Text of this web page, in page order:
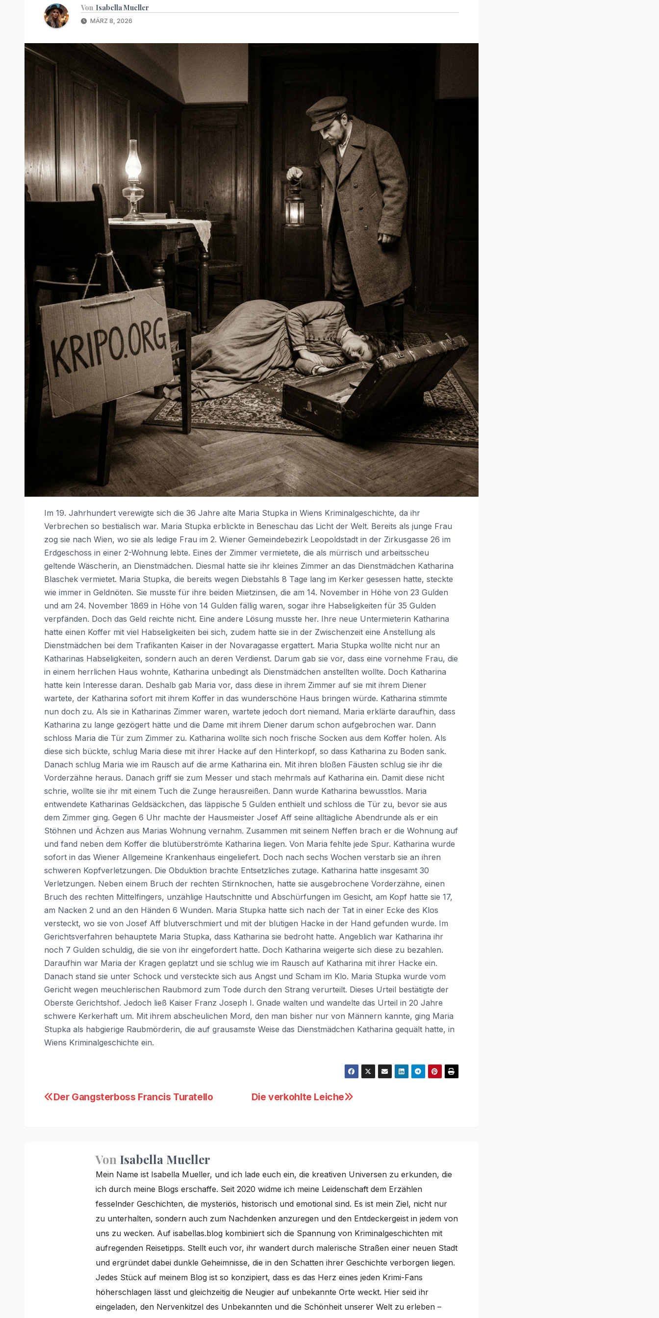
Von Isabella Mueller
MÄRZ 8, 2026
Im 19. Jahrhundert verewigte sich die 36 Jahre alte Maria Stupka in Wiens Kriminalgeschichte, da ihr
Verbrechen so bestialisch war. Maria Stupka erblickte in Beneschau das Licht der Welt. Bereits als junge Frau
zog sie nach Wien, wo sie als ledige Frau im 2. Wiener Gemeindebezirk Leopoldstadt in der Zirkusgasse 26 im
Erdgeschoss in einer 2-Wohnung lebte. Eines der Zimmer vermietete, die als mürrisch und arbeitsscheu
geltende Wäscherin, an Dienstmädchen. Diesmal hatte sie ihr kleines Zimmer an das Dienstmädchen Katharina
Blaschek vermietet. Maria Stupka, die bereits wegen Diebstahls 8 Tage lang im Kerker gesessen hatte, steckte
wie immer in Geldnöten. Sie musste für ihre beiden Mietzinsen, die am 14. November in Höhe von 23 Gulden
und am 24. November 1869 in Höhe von 14 Gulden fällig waren, sogar ihre Habseligkeiten für 35 Gulden
verpfänden. Doch das Geld reichte nicht. Eine andere Lösung musste her. Ihre neue Untermieterin Katharina
hatte einen Koffer mit viel Habseligkeiten bei sich, zudem hatte sie in der Zwischenzeit eine Anstellung als
Dienstmädchen bei dem Trafikanten Kaiser in der Novaragasse ergattert. Maria Stupka wollte nicht nur an
Katharinas Habseligkeiten, sondern auch an deren Verdienst. Darum gab sie vor, dass eine vornehme Frau, die
in einem herrlichen Haus wohnte, Katharina unbedingt als Dienstmädchen anstellten wollte. Doch Katharina
hatte kein Interesse daran. Deshalb gab Maria vor, dass diese in ihrem Zimmer auf sie mit ihrem Diener
wartete, der Katharina sofort mit ihrem Koffer in das wunderschöne Haus bringen würde. Katharina stimmte
nun doch zu. Als sie in Katharinas Zimmer waren, wartete jedoch dort niemand. Maria erklärte daraufhin, dass
Katharina zu lange gezögert hätte und die Dame mit ihrem Diener darum schon aufgebrochen war. Dann
schloss Maria die Tür zum Zimmer zu. Katharina wollte sich noch frische Socken aus dem Koffer holen. Als
diese sich bückte, schlug Maria diese mit ihrer Hacke auf den Hinterkopf, so dass Katharina zu Boden sank.
Danach schlug Maria wie im Rausch auf die arme Katharina ein. Mit ihren bloßen Fäusten schlug sie ihr die
Vorderzähne heraus. Danach griff sie zum Messer und stach mehrmals auf Katharina ein. Damit diese nicht
schrie, wollte sie ihr mit einem Tuch die Zunge herausreißen. Dann wurde Katharina bewusstlos. Maria
entwendete Katharinas Geldsäckchen, das läppische 5 Gulden enthielt und schloss die Tür zu, bevor sie aus
dem Zimmer ging. Gegen 6 Uhr machte der Hausmeister Josef Aff seine alltägliche Abendrunde als er ein
Stöhnen und Ächzen aus Marias Wohnung vernahm. Zusammen mit seinem Neffen brach er die Wohnung auf
und fand neben dem Koffer die blutüberströmte Katharina liegen. Von Maria fehlte jede Spur. Katharina wurde
sofort in das Wiener Allgemeine Krankenhaus eingeliefert. Doch nach sechs Wochen verstarb sie an ihren
schweren Kopfverletzungen. Die Obduktion brachte Entsetzliches zutage. Katharina hatte insgesamt 30
Verletzungen. Neben einem Bruch der rechten Stirnknochen, hatte sie ausgebrochene Vorderzähne, einen
Bruch des rechten Mittelfingers, unzählige Hautschnitte und Abschürfungen im Gesicht, am Kopf hatte sie 17,
am Nacken 2 und an den Händen 6 Wunden. Maria Stupka hatte sich nach der Tat in einer Ecke des Klos
versteckt, wo sie von Josef Aff blutverschmiert und mit der blutigen Hacke in der Hand gefunden wurde. Im
Gerichtsverfahren behauptete Maria Stupka, dass Katharina sie bedroht hatte. Angeblich war Katharina ihr
noch 7 Gulden schuldig, die sie von ihr eingefordert hatte. Doch Katharina weigerte sich diese zu bezahlen.
Daraufhin war Maria der Kragen geplatzt und sie schlug wie im Rausch auf Katharina mit ihrer Hacke ein.
Danach stand sie unter Schock und versteckte sich aus Angst und Scham im Klo. Maria Stupka wurde vom
Gericht wegen meuchlerischen Raubmord zum Tode durch den Strang verurteilt. Dieses Urteil bestätigte der
Oberste Gerichtshof. Jedoch ließ Kaiser Franz Joseph I. Gnade walten und wandelte das Urteil in 20 Jahre
schwere Kerkerhaft um. Mit ihrem abscheulichen Mord, den man bisher nur von Männern kannte, ging Maria
Stupka als habgierige Raubmörderin, die auf grausamste Weise das Dienstmädchen Katharina gequält hatte, in
Wiens Kriminalgeschichte ein.
Beitragsnavigation Die verkohlte Leiche
Der Gangsterboss Francis Turatello
Von Isabella Mueller
Mein Name ist Isabella Mueller, und ich lade euch ein, die kreativen Universen zu erkunden, die
ich durch meine Blogs erschaffe. Seit 2020 widme ich meine Leidenschaft dem Erzählen
fesselnder Geschichten, die mysteriös, historisch und emotional sind. Es ist mein Ziel, nicht nur
zu unterhalten, sondern auch zum Nachdenken anzuregen und den Entdeckergeist in jedem von
uns zu wecken. Auf isabellas.blog kombiniert sich die Spannung von Kriminalgeschichten mit
aufregenden Reisetipps. Stellt euch vor, ihr wandert durch malerische Straßen einer neuen Stadt
und ergründet dabei dunkle Geheimnisse, die in den Schatten ihrer Geschichte verborgen liegen.
Jedes Stück auf meinem Blog ist so konzipiert, dass es das Herz eines jeden Krimi-Fans
höherschlagen lässt und gleichzeitig die Neugier auf unbekannte Orte weckt. Hier seid ihr
eingeladen, den Nervenkitzel des Unbekannten und die Schönheit unserer Welt zu erleben –